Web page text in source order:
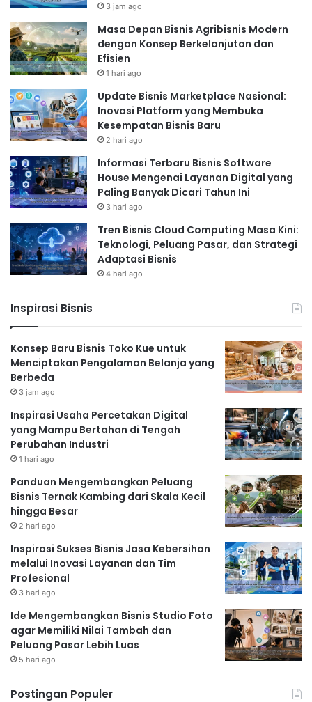
3 jam ago
Masa Depan Bisnis Agribisnis Modern
dengan Konsep Berkelanjutan dan
Efisien
1 hari ago
Update Bisnis Marketplace Nasional:
Inovasi Platform yang Membuka
Kesempatan Bisnis Baru
2 hari ago
Informasi Terbaru Bisnis Software
House Mengenai Layanan Digital yang
Paling Banyak Dicari Tahun Ini
3 hari ago
Tren Bisnis Cloud Computing Masa Kini:
Teknologi, Peluang Pasar, dan Strategi
Adaptasi Bisnis
4 hari ago
Inspirasi Bisnis
Konsep Baru Bisnis Toko Kue untuk
Menciptakan Pengalaman Belanja yang
Berbeda
3 jam ago
Inspirasi Usaha Percetakan Digital
yang Mampu Bertahan di Tengah
Perubahan Industri
1 hari ago
Panduan Mengembangkan Peluang
Bisnis Ternak Kambing dari Skala Kecil
hingga Besar
2 hari ago
Inspirasi Sukses Bisnis Jasa Kebersihan
melalui Inovasi Layanan dan Tim
Profesional
3 hari ago
Ide Mengembangkan Bisnis Studio Foto
agar Memiliki Nilai Tambah dan
Peluang Pasar Lebih Luas
5 hari ago
Postingan Populer